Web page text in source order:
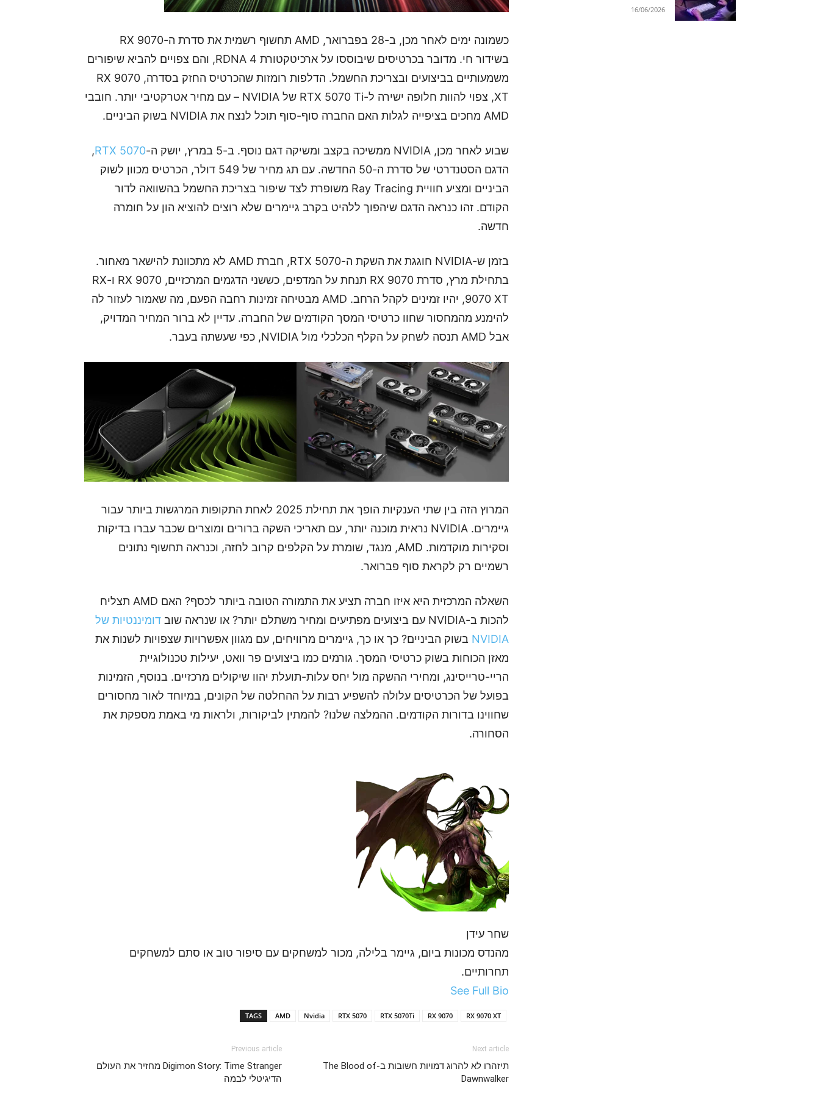
כשמונה ימים לאחר מכן, ב-28 בפברואר, AMD תחשוף רשמית את סדרת ה-RX 9070
בשידור חי. מדובר בכרטיסים שיבוססו על ארכיטקטורת RDNA 4, והם צפויים להביא שיפורים
משמעותיים בביצועים ובצריכת החשמל. הדלפות רומזות שהכרטיס החזק בסדרה, RX 9070
XT, צפוי להוות חלופה ישירה ל-RTX 5070 Ti של NVIDIA – עם מחיר אטרקטיבי יותר. חובבי
AMD מחכים בציפייה לגלות האם החברה סוף-סוף תוכל לנצח את NVIDIA בשוק הביניים.
שבוע לאחר מכן, NVIDIA ממשיכה בקצב ומשיקה דגם נוסף. ב-5 במרץ, יושק ה- RTX 5070
,
הדגם הסטנדרטי של סדרת ה-50 החדשה. עם תג מחיר של 549 דולר, הכרטיס מכוון לשוק
הביניים ומציע חוויית Ray Tracing משופרת לצד שיפור בצריכת החשמל בהשוואה לדור
הקודם. זהו כנראה הדגם שיהפוך ללהיט בקרב גיימרים שלא רוצים להוציא הון על חומרה
חדשה.
בזמן ש-NVIDIA חוגגת את השקת ה-RTX 5070, חברת AMD לא מתכוונת להישאר מאחור.
בתחילת מרץ, סדרת RX 9070 תנחת על המדפים, כששני הדגמים המרכזיים, RX 9070 ו-RX
9070 XT, יהיו זמינים לקהל הרחב. AMD מבטיחה זמינות רחבה הפעם, מה שאמור לעזור לה
להימנע מהמחסור שחוו כרטיסי המסך הקודמים של החברה. עדיין לא ברור המחיר המדויק,
אבל AMD תנסה לשחק על הקלף הכלכלי מול NVIDIA, כפי שעשתה בעבר.
המרוץ הזה בין שתי הענקיות הופך את תחילת 2025 לאחת התקופות המרגשות ביותר עבור
גיימרים. NVIDIA נראית מוכנה יותר, עם תאריכי השקה ברורים ומוצרים שכבר עברו בדיקות
וסקירות מוקדמות. AMD, מנגד, שומרת על הקלפים קרוב לחזה, וכנראה תחשוף נתונים
רשמיים רק לקראת סוף פברואר.
השאלה המרכזית היא איזו חברה תציע את התמורה הטובה ביותר לכסף? האם AMD תצליח
להכות ב-NVIDIA עם ביצועים מפתיעים ומחיר משתלם יותר? או שנראה שוב
דומיננטיות של
NVIDIA בשוק הביניים? כך או כך, גיימרים מרוויחים, עם מגוון אפשרויות שצפויות לשנות את
מאזן הכוחות בשוק כרטיסי המסך. גורמים כמו ביצועים פר וואט, יעילות טכנולוגיית
הריי-טרייסינג, ומחירי ההשקה מול יחס עלות-תועלת יהוו שיקולים מרכזיים. בנוסף, הזמינות
בפועל של הכרטיסים עלולה להשפיע רבות על ההחלטה של הקונים, במיוחד לאור מחסורים
שחווינו בדורות הקודמים. ההמלצה שלנו? להמתין לביקורות, ולראות מי באמת מספקת את
הסחורה.
שחר עידן
מהנדס מכונות ביום, גיימר בלילה, מכור למשחקים עם סיפור טוב או סתם למשחקים
תחרותיים.
See Full Bio
TAGS AMD Nvidia RTX 5070 RTX 5070Ti RX 9070 RX 9070 XT
Previous article
Digimon Story: Time Stranger מחזיר את העולם
הדיגיטלי לבמה
Next article
תיזהרו לא להרוג דמויות חשובות ב-The Blood of
Dawnwalker
16/06/2026